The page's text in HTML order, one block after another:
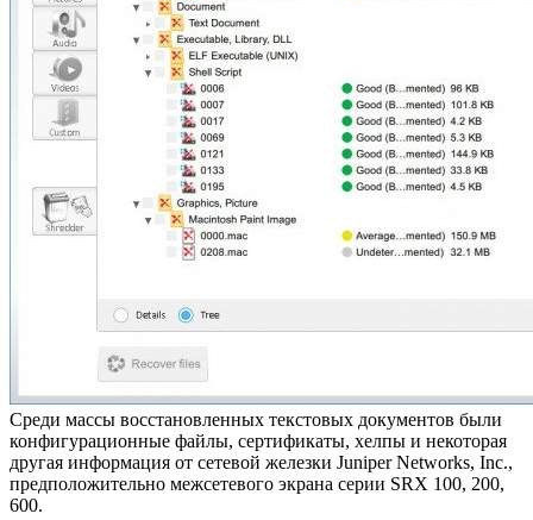
Среди массы восстановленных текстовых документов были
конфигурационные файлы, сертификаты, хелпы и некоторая
другая информация от сетевой железки Juniper Networks, Inc.,
предположительно межсетевого экрана серии SRX 100, 200,
600.